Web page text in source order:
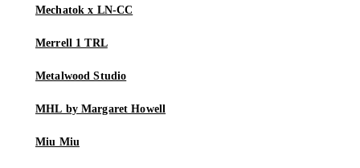
Mechatok x LN-CC
Merrell 1 TRL
Metalwood Studio
MHL by Margaret Howell
Miu Miu